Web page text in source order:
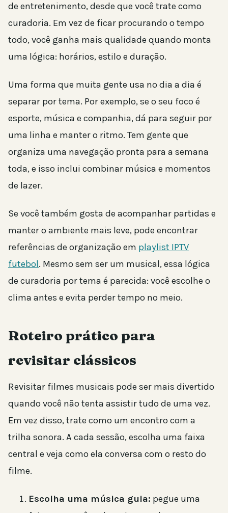
de entretenimento, desde que você trate como
curadoria. Em vez de ficar procurando o tempo
todo, você ganha mais qualidade quando monta
uma lógica: horários, estilo e duração.
Uma forma que muita gente usa no dia a dia é
separar por tema. Por exemplo, se o seu foco é
esporte, música e companhia, dá para seguir por
uma linha e manter o ritmo. Tem gente que
organiza uma navegação pronta para a semana
toda, e isso inclui combinar música e momentos
de lazer.
Se você também gosta de acompanhar partidas e
manter o ambiente mais leve, pode encontrar
referências de organização em playlist IPTV
futebol. Mesmo sem ser um musical, essa lógica
de curadoria por tema é parecida: você escolhe o
clima antes e evita perder tempo no meio.
Roteiro prático para
revisitar clássicos
Revisitar filmes musicais pode ser mais divertido
quando você não tenta assistir tudo de uma vez.
Em vez disso, trate como um encontro com a
trilha sonora. A cada sessão, escolha uma faixa
central e veja como ela conversa com o resto do
filme.
Escolha uma música guia: pegue uma